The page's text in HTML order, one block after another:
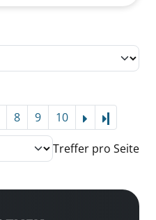
8 9 10
Treffer pro Seite